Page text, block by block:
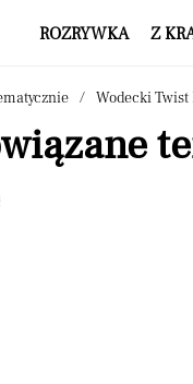
ROZRYWKA Z
Wodecki